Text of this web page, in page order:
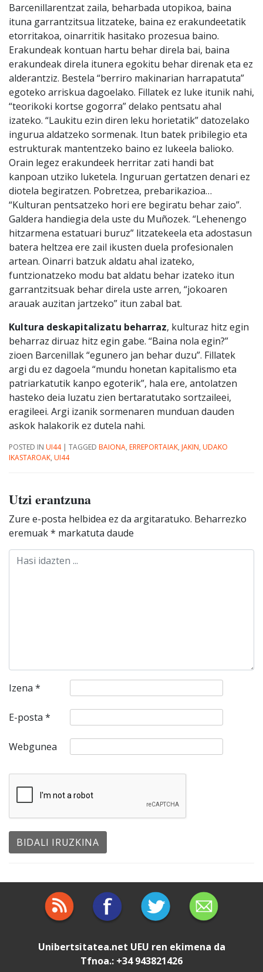
Barcenillarentzat zaila, beharbada utopikoa, baina
ituna garrantzitsua litzateke, baina ez erakundeetatik
etorritakoa, oinarritik hasitako prozesua baino.
Erakundeak kontuan hartu behar direla bai, baina
erakundeak direla itunera egokitu behar direnak eta ez
alderantziz. Bestela “berriro makinarian harrapatuta”
egoteko arriskua dagoelako. Fillatek ez luke itunik nahi,
“teorikoki kortse gogorra” delako pentsatu ahal
izateko. “Laukitu ezin diren leku horietatik” datozelako
ingurua aldatzeko sormenak. Itun batek pribilegio eta
estrukturak mantentzeko baino ez lukeela balioko.
Orain legez erakundeek herritar zati handi bat
kanpoan utziko luketela. Inguruan gertatzen denari ez
diotela begiratzen. Pobretzea, prebarikazioa…
“Kulturan pentsatzeko hori ere begiratu behar zaio”.
Galdera handiegia dela uste du Muñozek. “Lehenengo
hitzarmena estatuari buruz” litzatekeela eta adostasun
batera heltzea ere zail ikusten duela profesionalen
artean. Oinarri batzuk aldatu ahal izateko,
funtzionatzeko modu bat aldatu behar izateko itun
garrantzitsuak behar direla uste arren, “jokoaren
arauak auzitan jartzeko” itun zabal bat.
Kultura deskapitalizatu beharraz, kulturaz hitz egin
beharraz diruaz hitz egin gabe. “Baina nola egin?”
zioen Barcenillak “egunero jan behar duzu”. Fillatek
argi du ez dagoela “mundu honetan kapitalismo eta
patriarkatutik kanpo egoterik”, hala ere, antolatzen
hasteko deia luzatu zien bertaratutako sortzaileei,
eragileei. Argi izanik sormenaren munduan dauden
askok halakorik ez dutela nahi.
POSTED IN UI44| TAGGED BAIONA, ERREPORTAIAK, JAKIN, UDAKO
IKASTAROAK, UI44
Utzi erantzuna
Zure e-posta helbidea ez da argitaratuko. Beharrezko
eremuak* markatuta daude
Izena *
E-posta *
Webgunea
Unibertsitatea.net UEU ren ekimena da
Tfnoa.: +34 943821426